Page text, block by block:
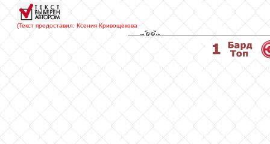
(Текст предоставил: Ксения Кривощекова